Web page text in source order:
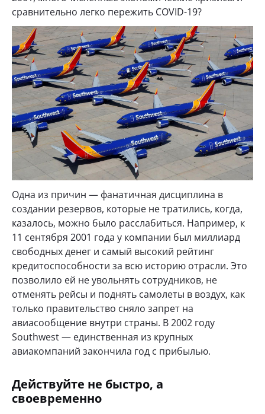
сравнительно легко пережить COVID-19?
Одна из причин — фанатичная дисциплина в
создании резервов, которые не тратились, когда,
казалось, можно было расслабиться. Например, к
11 сентября 2001 года у компании был миллиард
свободных денег и самый высокий рейтинг
кредитоспособности за всю историю отрасли. Это
позволило ей не увольнять сотрудников, не
отменять рейсы и поднять самолеты в воздух, как
только правительство сняло запрет на
авиасообщение внутри страны. В 2002 году
Southwest — единственная из крупных
авиакомпаний закончила год с прибылью.
Действуйте не быстро, а
своевременно